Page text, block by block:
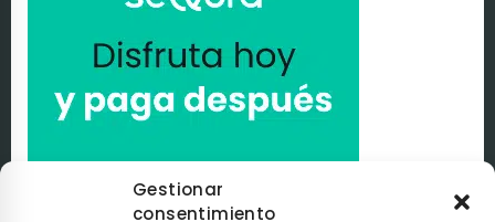
Gestionar
consentimiento
Paga a tu ritmo conseQura. Al comprar con nosotros